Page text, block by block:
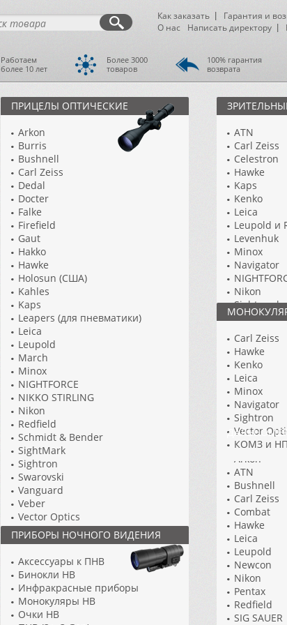
Как заказать Гарантия и
О нас
Написать директору
Работаем
более 10 лет
Более 3000
товаров
100% гарантия
возврата
ПРИЦЕЛЫ ОПТИЧЕСКИЕ
Arkon
Burris
Bushnell
Carl Zeiss
Dedal
Docter
Falke
Firefield
Gaut
Hakko
Hawke
Holosun (США)
Kahles
Kaps
Leapers (для пневматики)
Leica
Leupold
March
Minox
NIGHTFORCE
NIKKO STIRLING
Nikon
Redfield
Schmidt & Bender
SightMark
Sightron
Swarovski
Vanguard
Veber
Vector Optics
Vixen
Vortex
Yukon
Аксессуары для оптики
Видео к прицелам
Зенит (Красногорск)
Коллиматорные прицелы
ПРИБОРЫ НОЧНОГО ВИДЕНИЯ
Аксессуары к ПНВ
Бинокли НВ
Инфракрасные приборы
Монокуляры НВ
Очки НВ
Arkon
ATN
Bushnell
Carl Zeiss
Combat
Hawke
Leica
Leupold
Newcon
Nikon
Pentax
Redfield
SIG SAUER
ATN
Carl Zeiss
Celestron
Hawke
Kaps
Kenko
Leica
Leupold и
Levenhuk
Minox
Navigator
Nikon
Sightmark
Sightron
Sturman
VANGUARD
Vector
Vixen
VORTEX
Yukon
Комз
Carl Zeiss
Hawke
Kenko
Leica
Minox
Navigator
Sightron
Vector
КОМЗ и